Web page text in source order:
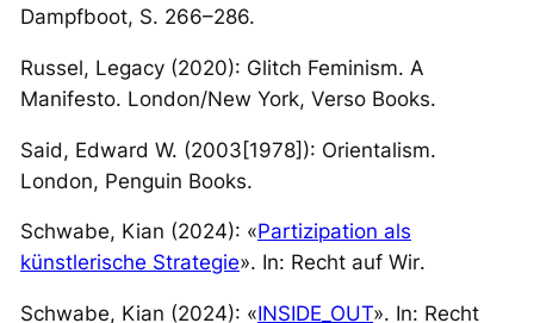
Dampfboot, S. 266–286.
Russel, Legacy (2020): Glitch Feminism. A
Manifesto. London/New York, Verso Books.
Said, Edward W. (2003[1978]): Orientalism.
London, Penguin Books.
Schwabe, Kian (2024): «Partizipation als
künstlerische Strategie». In: Recht auf Wir.
Schwabe, Kian (2024): «INSIDE_OUT». In: Recht